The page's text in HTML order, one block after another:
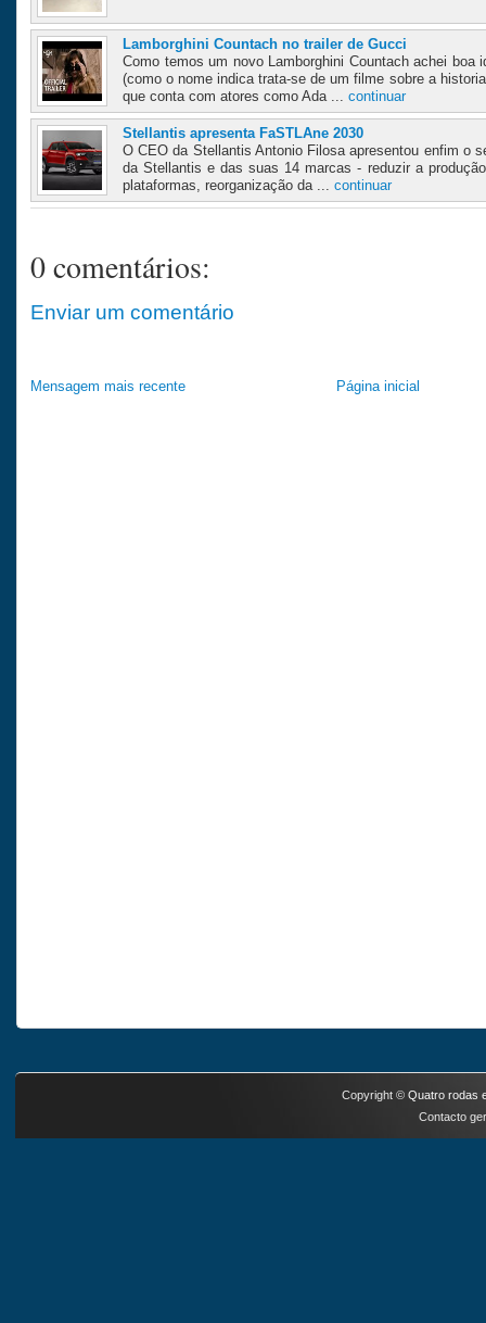
Lamborghini Countach no trailer de Gucci
Como temos um novo Lamborghini Countach achei boa
(como o nome indica trata-se de um filme sobre a
que conta com atores como Ada ... continuar
Stellantis apresenta FaSTLAne 2030
O CEO da Stellantis Antonio Filosa apresentou enfim o
da Stellantis e das suas 14 marcas - reduzir a
plataformas, reorganização da ... continuar
0 comentários:
Enviar um comentário
Mensagem mais recente Página inicial
Copyright © Quatro rodas
Contacto